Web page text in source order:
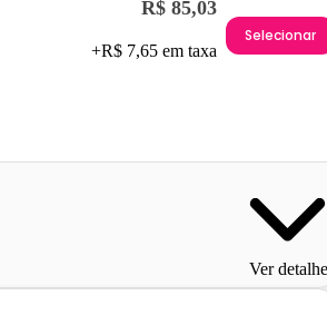
R$ 85,03
+R$ 7,65 em taxa
Selecionar
Ver